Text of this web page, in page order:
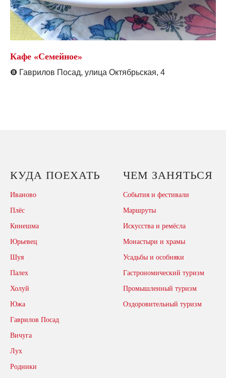
Кафе «Семейное»
❽ Гаврилов Посад, улица Октябрьская, 4
КУДА ПОЕХАТЬ
Иваново
Плёс
Кинешма
Юрьевец
Шуя
Палех
Холуй
Южа
Гаврилов Посад
Вичуга
Лух
Родники
ЧЕМ ЗАНЯТЬСЯ
События и фестивали
Маршруты
Искусства и ремёсла
Монастыри и храмы
Усадьбы и особняки
Гастрономический туризм
Промышленный туризм
Оздоровительный туризм